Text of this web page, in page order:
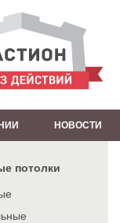
НОВОСТИ
потолки